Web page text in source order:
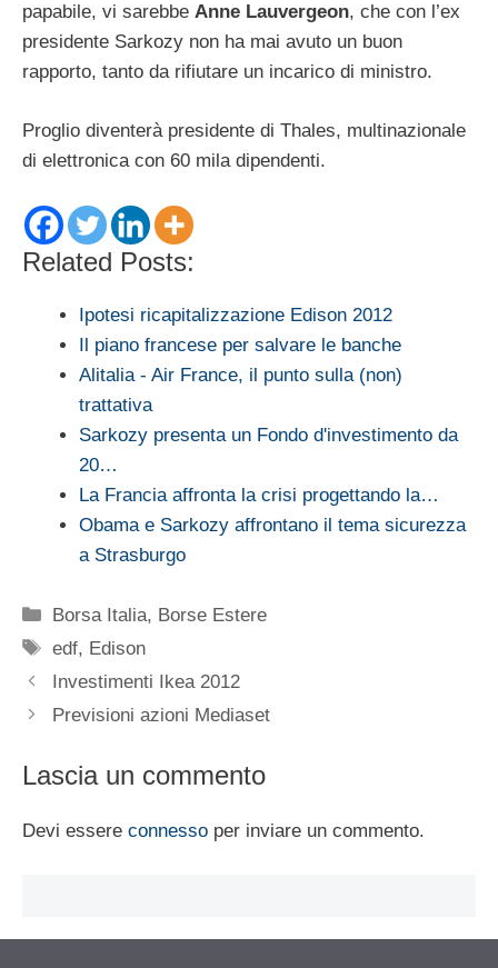
papabile, vi sarebbe Anne Lauvergeon, che con l’ex
presidente Sarkozy non ha mai avuto un buon
rapporto, tanto da rifiutare un incarico di ministro.
Proglio diventerà presidente di Thales, multinazionale
di elettronica con 60 mila dipendenti.
Related Posts:
Ipotesi ricapitalizzazione Edison 2012
Il piano francese per salvare le banche
Alitalia - Air France, il punto sulla (non)
trattativa
Sarkozy presenta un Fondo d'investimento da
20…
La Francia affronta la crisi progettando la…
Obama e Sarkozy affrontano il tema sicurezza
a Strasburgo
Categorie
Borsa Italia, Borse Estere
Tag
edf, Edison
Investimenti Ikea 2012
Previsioni azioni Mediaset
Lascia un commento
Devi essere connesso per inviare un commento.